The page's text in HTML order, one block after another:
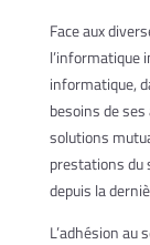
Face aux
l’informatique
informatique,
besoins de
solutions
prestations du
depuis la
L’adhésion au